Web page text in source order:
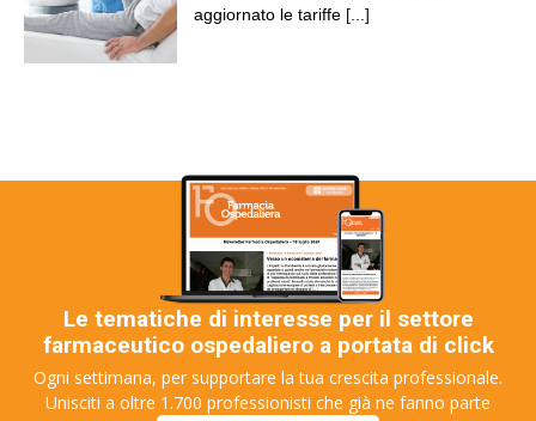
aggiornato le tariffe [...]
Le tematiche di interesse per il settore
farmaceutico ospedaliero a portata di click
Ogni settimana, per supportare la tua crescita professionale.
Unisciti a oltre 1.700 professionisti che già ne fanno parte